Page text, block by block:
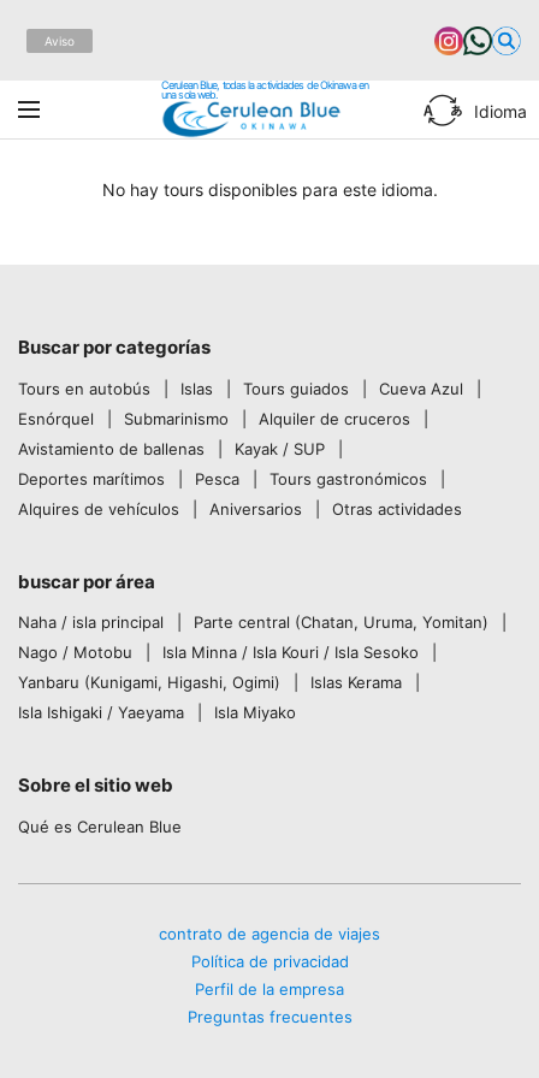
Aviso
Cerulean Blue, todas la actividades de Okinawa en
una sola web.
Idioma
No hay tours disponibles para este idioma.
Buscar por categorías
Tours en autobús Islas Tours guiados
Cueva Azul
Esnórquel
Submarinismo
Alquiler de cruceros
Avistamiento de ballenas
Kayak / SUP
Deportes marítimos
Pesca
Tours gastronómicos
Alquires de vehículos
Aniversarios Otras actividades
buscar por área
Naha / isla principal
Parte central (Chatan, Uruma, Yomitan)
Nago / Motobu
Isla Minna / Isla Kouri / Isla Sesoko
Yanbaru (Kunigami, Higashi, Ogimi)
Islas Kerama
Isla Ishigaki / Yaeyama
Isla Miyako
Sobre el sitio web
Qué es Cerulean Blue
contrato de agencia de viajes
Política de privacidad
Perfil de la empresa
Preguntas frecuentes